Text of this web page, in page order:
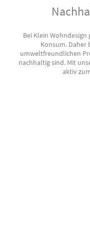
Bei Klein
Konsum. Daher
umweltfreundlichen
nachhaltig sind. Mit
aktiv